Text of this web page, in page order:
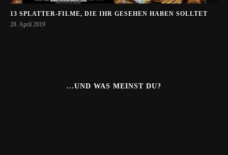
13 SPLATTER-FILME, DIE IHR GESEHEN HABEN SOLLTET
28. April 2019
...UND WAS MEINST DU?